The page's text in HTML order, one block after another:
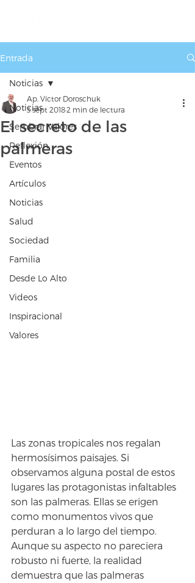
Entrada
Noticias
Sembrar Valores
Reflexión
Eventos
Artículos
Noticias
Salud
Sociedad
Familia
Desde Lo Alto
Videos
Inspiracional
Valores
Noticias
El secreto de las
palmeras
Ap. Víctor Doroschuk
3 sept 20182 min de lectura
Las zonas tropicales nos regalan
hermosísimos paisajes. Si
observamos alguna postal de estos
lugares las protagonistas infaltables
son las palmeras. Ellas se erigen
como monumentos vivos que
perduran a lo largo del tiempo.
Aunque su aspecto no pareciera
robusto ni fuerte, la realidad
demuestra que las palmeras